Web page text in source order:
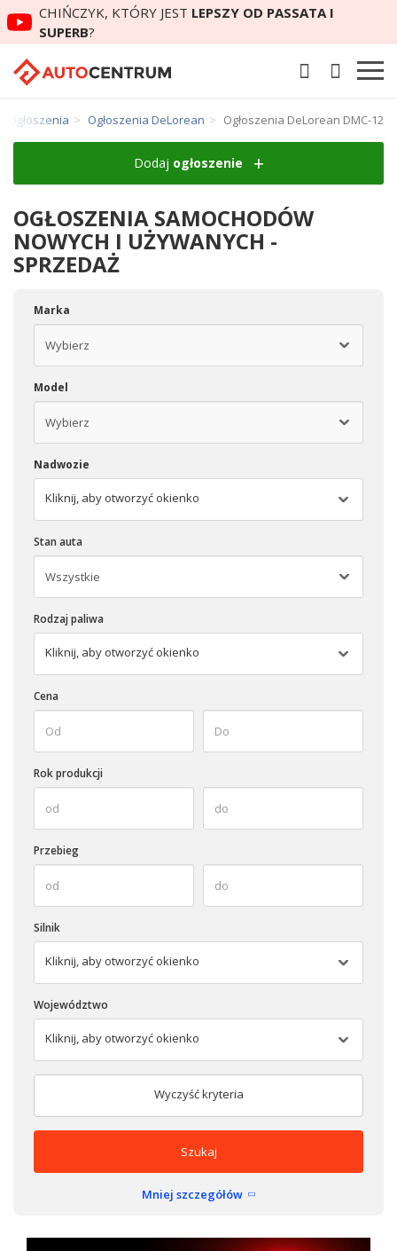
CHIŃCZYK, KTÓRY JEST LEPSZY OD PASSATA I
SUPERB?
Ogłoszenia Ogłoszenia DeLorean Ogłoszenia DeLorean DMC-12
Dodaj ogłoszenie
OGŁOSZENIA SAMOCHODÓW
NOWYCH I UŻYWANYCH -
SPRZEDAŻ
Marka
Model
Nadwozie
Kliknij, aby otworzyć okienko
Stan auta
Rodzaj paliwa
Kliknij, aby otworzyć okienko
Cena
Rok produkcji
Przebieg
Silnik
Kliknij, aby otworzyć okienko
Województwo
Kliknij, aby otworzyć okienko
Wyczyść kryteria
Mniej szczegółów
Szukaj